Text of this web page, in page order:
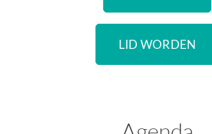
LID WORDEN